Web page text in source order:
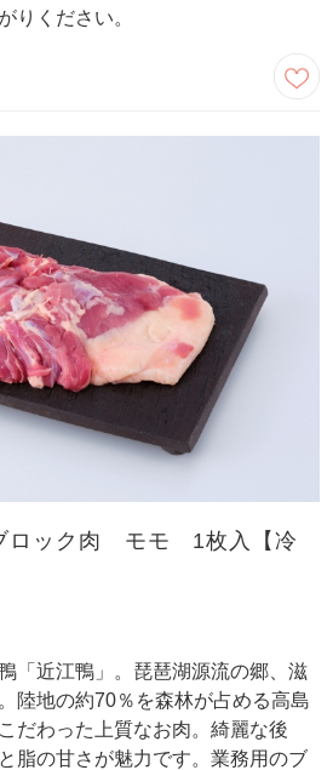
りください。
ック肉 モモ 1枚入【冷
「近江鴨」。琵琶湖源流の郷、滋
陸地の約70％を森林が占める高島
だわった上質なお肉。綺麗な後
脂の甘さが魅力です。業務用のブ